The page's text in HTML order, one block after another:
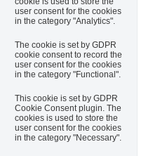
user consent for the cookies
in the category "Analytics".
The cookie is set by GDPR
cookie consent to record the
user consent for the cookies
in the category "Functional".
This cookie is set by GDPR
Cookie Consent plugin. The
cookies is used to store the
user consent for the cookies
in the category "Necessary".